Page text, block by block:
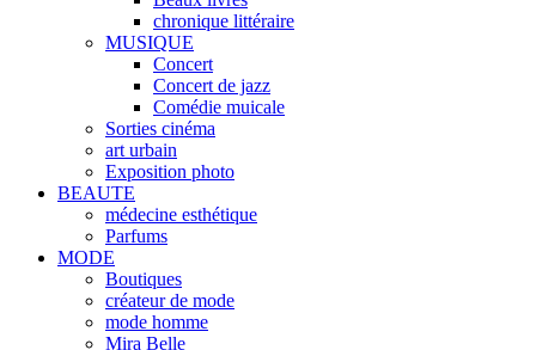
chronique littéraire
MUSIQUE
Concert
Concert de jazz
Comédie muicale
Sorties cinéma
art urbain
Exposition photo
BEAUTE
médecine esthétique
Parfums
MODE
Boutiques
créateur de mode
mode homme
Mira Belle